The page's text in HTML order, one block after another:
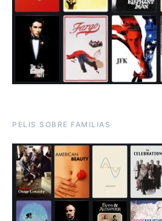
PELIS SOBRE FAMILIAS